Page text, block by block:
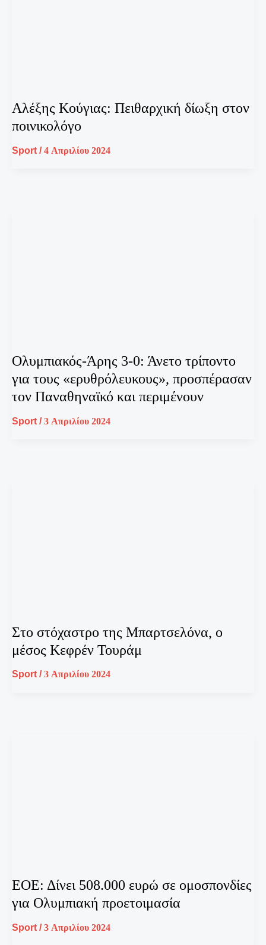
Αλέξης Κούγιας: Πειθαρχική δίωξη στον
ποινικολόγο
Sport /4 Απριλίου 2024
Ολυμπιακός-Άρης 3-0: Άνετο τρίποντο
για τους «ερυθρόλευκους», προσπέρασαν
τον Παναθηναϊκό και περιμένουν
Sport /3 Απριλίου 2024
Στο στόχαστρο της Μπαρτσελόνα, ο
μέσος Κεφρέν Τουράμ
Sport /3 Απριλίου 2024
ΕΟΕ: Δίνει 508.000 ευρώ σε ομοσπονδίες
για Ολυμπιακή προετοιμασία
Sport /3 Απριλίου 2024